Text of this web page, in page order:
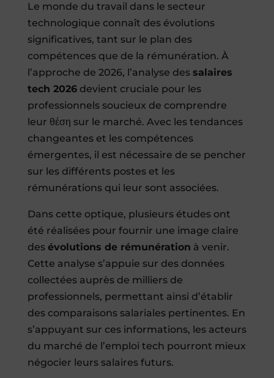
Le monde du travail dans le secteur
technologique connaît des évolutions
significatives, tant sur le plan des
compétences que de la rémunération. À
l’approche de 2026, l’analyse des salaires
tech 2026devient cruciale pour les
professionnels soucieux de comprendre
leur θέση sur le marché. Avec les tendances
changeantes et les compétences
émergentes, il est nécessaire de se pencher
sur les différents postes et les
rémunérations qui leur sont associées.
Dans cette optique, plusieurs études ont
été réalisées pour fournir une image claire
des évolutions de rémunération à venir.
Cette analyse s’appuie sur des données
collectées auprès de milliers de
professionnels, permettant ainsi d’établir
des comparaisons salariales pertinentes. En
s’appuyant sur ces informations, les acteurs
du marché de l’emploi tech pourront mieux
négocier leurs salaires futurs.